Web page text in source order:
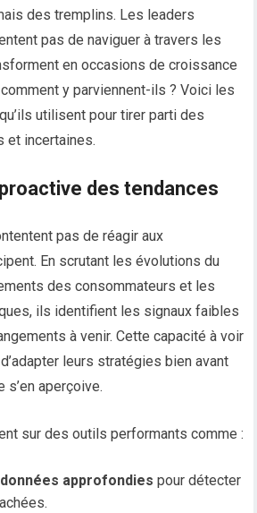
des tremplins. Les leaders
pas de naviguer à travers les
en occasions de croissance
y parviennent-ils ? Voici les
utilisent pour tirer parti des
et incertaines.
des tendances
pas de réagir aux
En scrutant les évolutions du
des consommateurs et les
ils identifient les signaux faibles
à venir. Cette capacité à voir
leurs stratégies bien avant
s’en aperçoive.
sur des outils performants comme :
approfondies pour détecter